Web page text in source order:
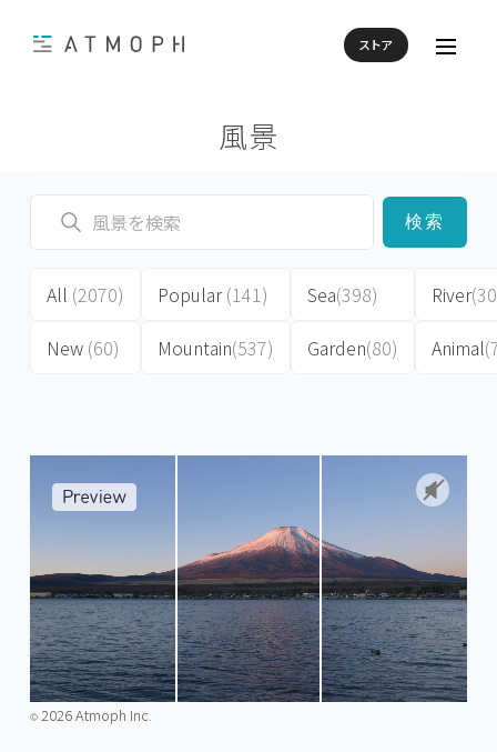
ストア
風景
検索
All (2070)
New (60)
Popular(141)
Mountain(537)
Sea(398)
Garden(80)
River
Animal
©️2026 Atmoph Inc.